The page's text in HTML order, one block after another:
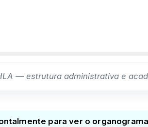
— estrutura administrativa e
para ver o